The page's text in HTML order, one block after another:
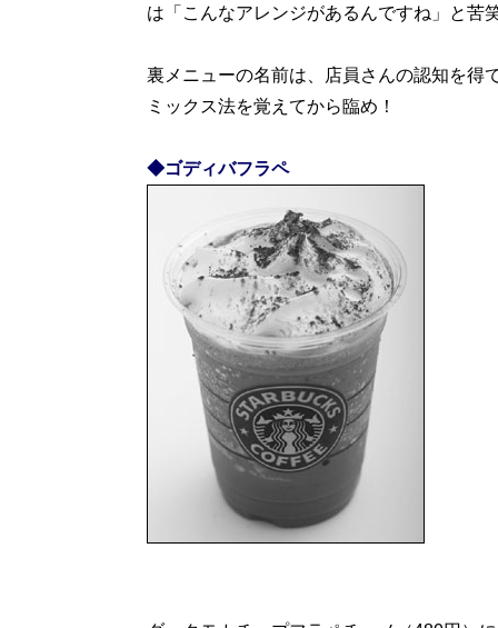
は「こんなアレンジがあるんですね」と苦
裏メニューの名前は、店員さんの認知を得
ミックス法を覚えてから臨め！
◆ゴディバフラペ